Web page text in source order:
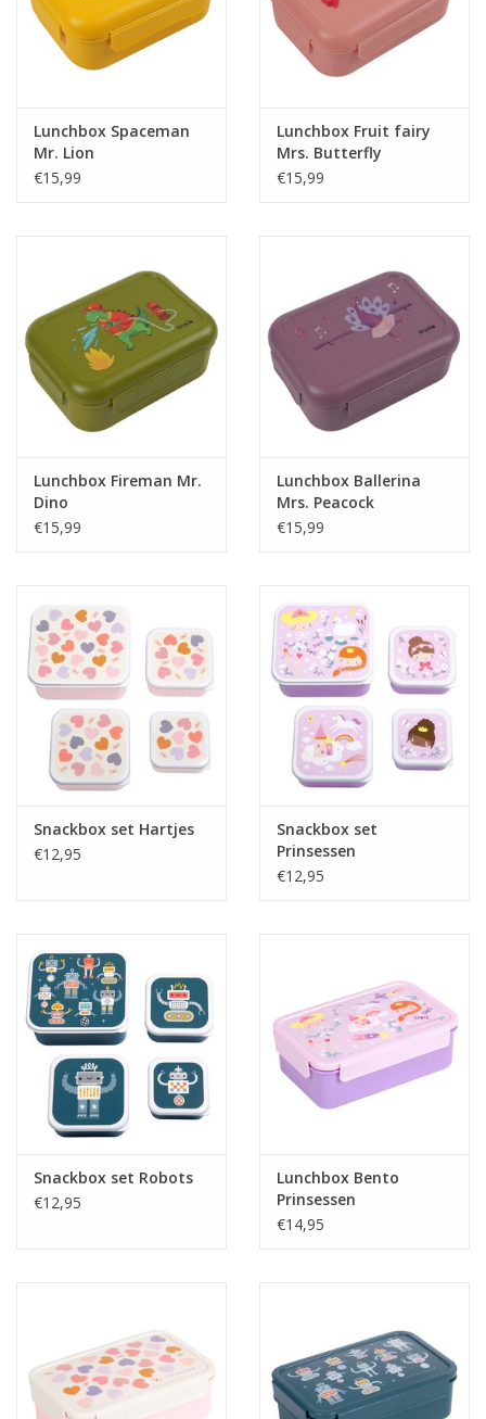
Lunchbox Spaceman
Mr. Lion
€15,99
Lunchbox Fruit fairy
Mrs. Butterfly
€15,99
Lunchbox Fireman Mr.
Dino
€15,99
Lunchbox Ballerina
Mrs. Peacock
€15,99
Snackbox set Hartjes
€12,95
Snackbox set
Prinsessen
€12,95
Snackbox set Robots
€12,95
Lunchbox Bento
Prinsessen
€14,95